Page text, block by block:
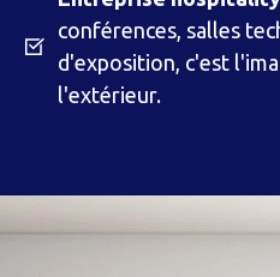
conférences, salles
d'exposition, c'est
l'extérieur.